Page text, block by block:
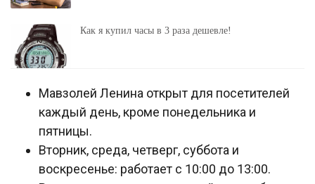
Как я купил часы в 3 раза дешевле!
Мавзолей Ленина открыт для посетителей
каждый день, кроме понедельника и
пятницы.
Вторник, среда, четверг, суббота и
воскресенье: работает с 10:00 до 13:00.